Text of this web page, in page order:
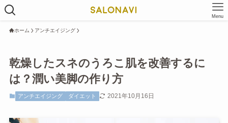
Menu
ホーム アンチエイジング
乾燥したスネのうろこ肌を改善するに
は？潤い美脚の作り方
アンチエイジング ダイエット 2021年10月16日